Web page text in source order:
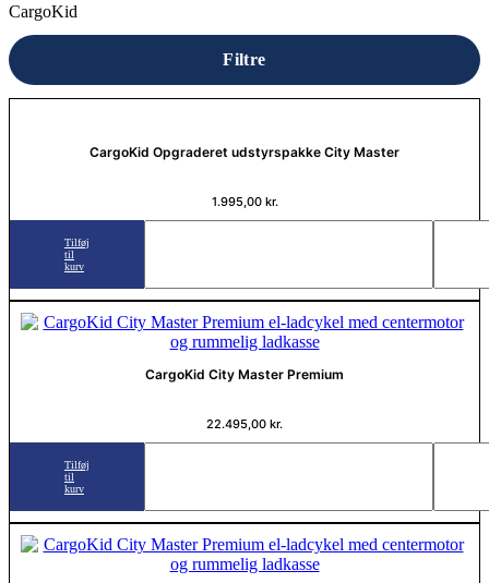
CargoKid
Filtre
CargoKid Opgraderet udstyrspakke City Master
1.995,00 kr.
Tilføj
til
kurv
CargoKid City Master Premium
22.495,00 kr.
Tilføj
til
kurv